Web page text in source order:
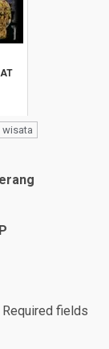
wisata
Required fields